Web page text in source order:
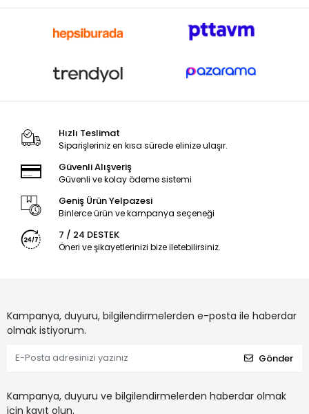
Hızlı Teslimat
Siparişleriniz en kısa sürede elinize ulaşır.
Güvenli Alışveriş
Güvenli ve kolay ödeme sistemi
Geniş Ürün Yelpazesi
Binlerce ürün ve kampanya seçeneği
7 / 24 DESTEK
Öneri ve şikayetlerinizi bize iletebilirsiniz.
Kampanya, duyuru, bilgilendirmelerden e-posta ile haberdar
olmak istiyorum.
Gönder
Kampanya, duyuru ve bilgilendirmelerden haberdar olmak
için kayıt olun.